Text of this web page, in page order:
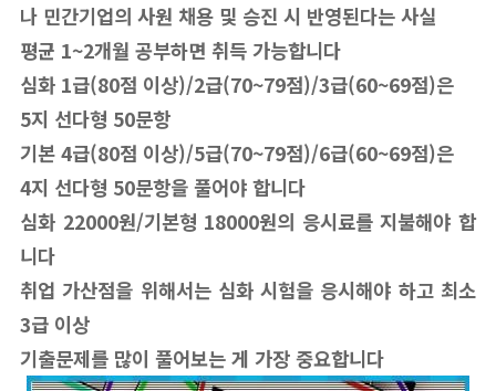
나 민간기업의 사원 채용 및 승진 시 반영된다는 사실
평균 1~2개월 공부하면 취득 가능합니다
심화 1급(80점 이상)/2급(70~79점)/3급(60~69점)은
5지 선다형 50문항
기본 4급(80점 이상)/5급(70~79점)/6급(60~69점)은
4지 선다형 50문항을 풀어야 합니다
심화 22000원/기본형 18000원의 응시료를 지불해야 합
니다
취업 가산점을 위해서는 심화 시험을 응시해야 하고 최소
3급 이상
기출문제를 많이 풀어보는 게 가장 중요합니다